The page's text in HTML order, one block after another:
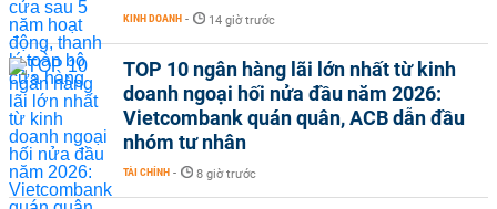
KINH DOANH - 14 giờ trước
TOP 10 ngân hàng lãi lớn nhất từ kinh
doanh ngoại hối nửa đầu năm 2026:
Vietcombank quán quân, ACB dẫn đầu
nhóm tư nhân
TÀI CHÍNH - 8 giờ trước